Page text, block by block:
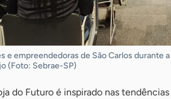
e empreendedoras de São Carlos durante
(Foto: Sebrae-SP)
do Futuro é inspirado nas